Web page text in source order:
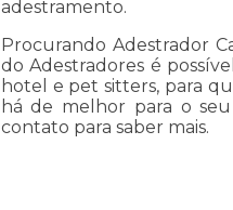
adestramento.
Procurando Adestrador
do Adestradores é
hotel e pet sitters, para
há de melhor para o
contato para saber mais.